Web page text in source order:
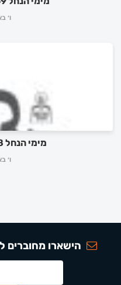
ו׳
מימי הנחל 58 – אלול תשפ"ג
ו׳
הישארו מחוברים